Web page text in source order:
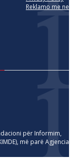
Reklamo me ne
për Informim,
më parë Agjencia